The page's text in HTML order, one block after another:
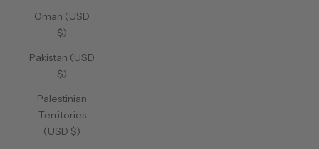
Oman (USD
$)
Pakistan (USD
$)
Palestinian
Territories
(USD $)